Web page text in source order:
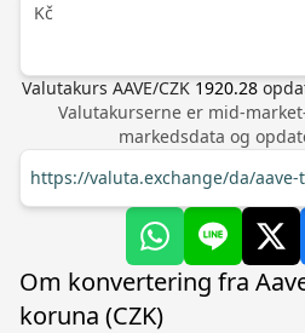
Kč
Valutakurs AAVE/CZK 1920.28
Valutakurserne er mid-
markedsdata og
https://valuta.exchange/da/aave-
Om konvertering fra
koruna (CZK)